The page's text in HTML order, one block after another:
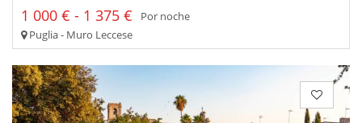
1 000 € - 1 375 €
Por noche
Puglia - Muro Leccese